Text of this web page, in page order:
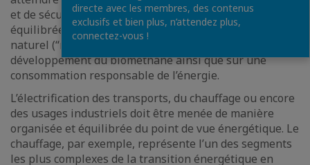
et de sécurité énergétique grâce à une transition
équilibrée combinant l’électricité (“électrons”) et le gaz
naturel (“molécules”), avec un accent particulier sur le
développement du biométhane ainsi que sur une
consommation responsable de l’énergie.
L’électrification des transports, du chauffage ou encore
des usages industriels doit être menée de manière
organisée et équilibrée du point de vue énergétique. Le
chauffage, par exemple, représente l’un des segments
les plus complexes de la transition énergétique en
directe avec les membres, des contenus
exclusifs et bien plus, n’attendez plus,
connectez-vous !